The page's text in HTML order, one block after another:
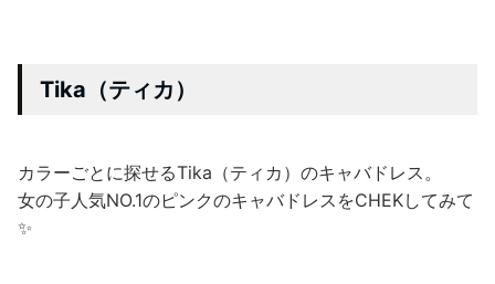
Tika（ティカ）
カラーごとに探せるTika（ティカ）のキャバドレス。
女の子人気NO.1のピンクのキャバドレスをCHEKしてみて
✨